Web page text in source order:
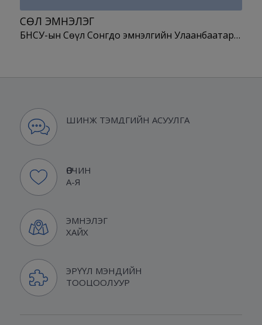
СӨҮЛ ЭМНЭЛЭГ
БНСУ-ын Сөүл Сонгдо эмнэлгийн Улаанбаатар…
ШИНЖ ТЭМДГИЙН АСУУЛГА
ӨВЧИН
А-Я
ЭМНЭЛЭГ
ХАЙХ
ЭРҮҮЛ МЭНДИЙН
ТООЦООЛУУР